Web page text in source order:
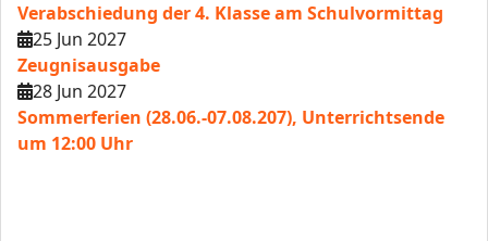
Verabschiedung der 4. Klasse am Schulvormittag
25 Jun 2027
Zeugnisausgabe
28 Jun 2027
Sommerferien (28.06.-07.08.207), Unterrichtsende
um 12:00 Uhr